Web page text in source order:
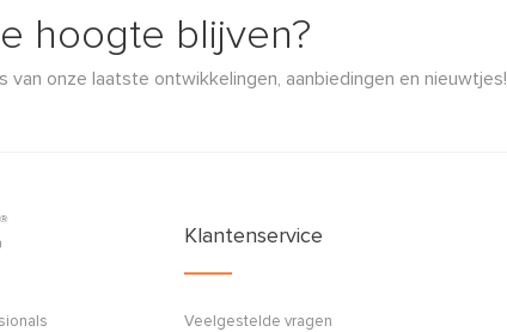
hoogte blijven?
van onze laatste ontwikkelingen, aanbiedingen en nieuwtjes!
Klantenservice
Veelgestelde vragen